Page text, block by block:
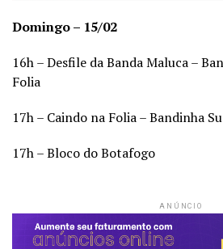
Domingo – 15/02
16h – Desfile da Banda Maluca –
Folia
17h – Caindo na Folia – Bandinha
17h – Bloco do Botafogo
ANÚNCIO